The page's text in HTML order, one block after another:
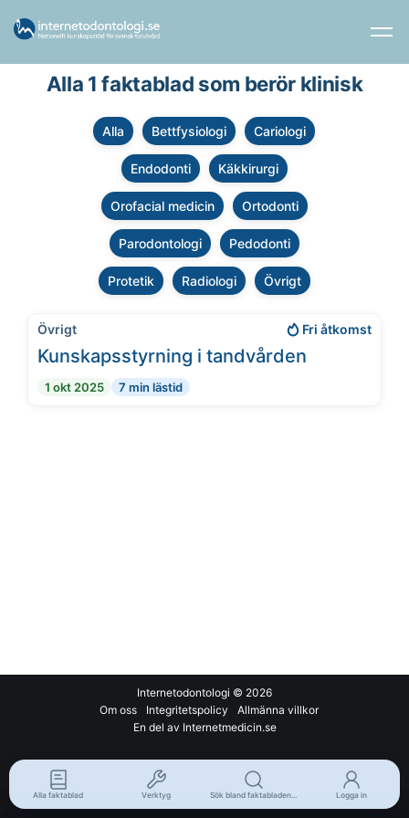
Alla 1 faktablad som berör klinisk
Alla Bettfysiologi Cariologi
Endodonti Käkkirurgi
Orofacial medicin Ortodonti
Parodontologi Pedodonti
Protetik Radiologi Övrigt
Övrigt Fri åtkomst
Kunskapsstyrning i tandvården
1 okt 2025 7 min lästid
Internetodontologi © 2026
Om oss
Integritetspolicy
Allmänna villkor
En del av Internetmedicin.se
Alla faktablad Verktyg Sök bland faktabladen... Logga in